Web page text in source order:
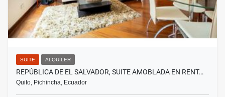
SUITE ALQUILER
REPÚBLICA DE EL SALVADOR, SUITE AMOBLADA EN RENT…
Quito, Pichincha, Ecuador